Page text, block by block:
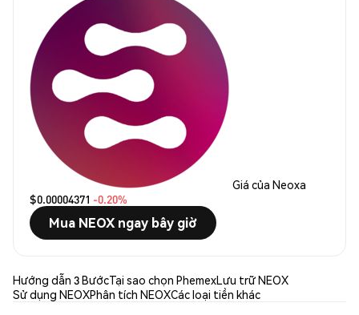
Giá của Neoxa
$0.00004371 -0.20%
Mua NEOX ngay bây giờ
Hướng dẫn 3 BướcTại sao chọn PhemexLưu trữ NEOX
Sử dụng NEOXPhân tích NEOXCác loại tiền khác